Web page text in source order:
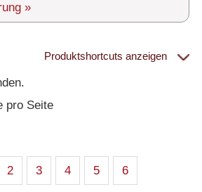
»
premium (cct-premium)
Produktshortcuts anzeigen
pro Seite
2 3 4 5 6